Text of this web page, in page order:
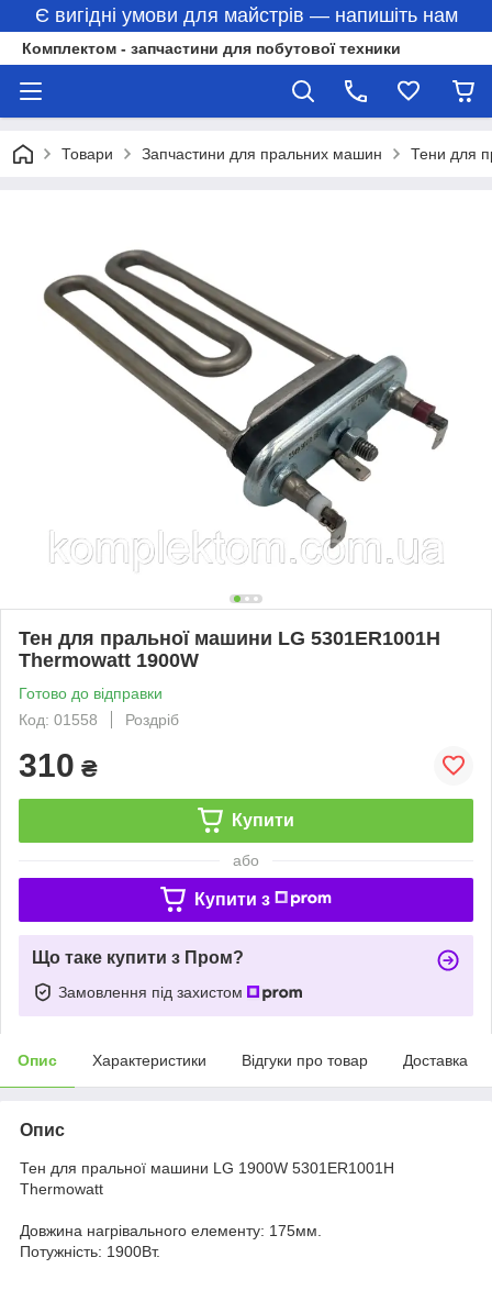
Є вигідні умови для майстрів — напишіть нам
Комплектом - запчастини для побутової техники
Товари Запчастини для пральних машин Тени для
Тен для пральної машини LG 5301ER1001H
Thermowatt 1900W
Готово до відправки
Код: 01558
Роздріб
310 ₴
Купити
або
Купити з
Що таке купити з Пром?
Замовлення під захистом
Опис Характеристики Відгуки про товар Доставка
Опис
Тен для пральної машини LG 1900W 5301ER1001H
Thermowatt
Довжина нагрівального елементу: 175мм.
Потужність: 1900Вт.